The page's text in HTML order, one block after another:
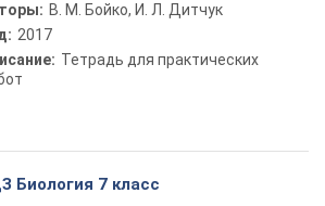
В. М. Бойко, И. Л. Дитчук
2017
Тетрадь для практических
Биология 7 класс